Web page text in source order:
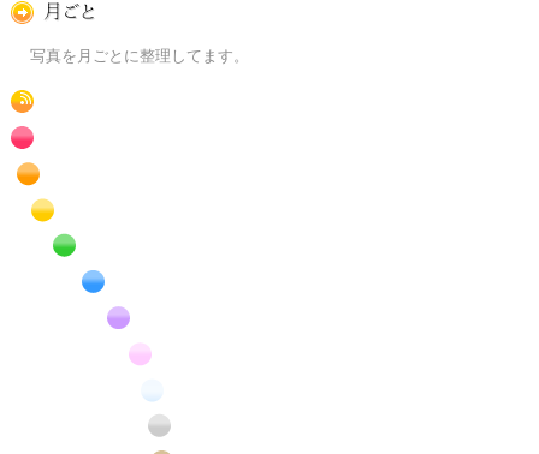
写真を月ごとに整理してます。
RSS
赤色の花のフリー写真素材
橙色の花のフリー写真素材
黄色の花のフリー写真素材
緑色の花のフリー写真素材
青色の花のフリー写真素材
紫色の花のフリー写真素材
白色の花のフリー写真素材
昆虫のフリー写真素材